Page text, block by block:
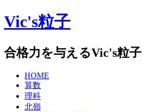
Skip
to
Vic's粒子
合格力を与えるVic's粒子
HOME
算数
理科
北嶺